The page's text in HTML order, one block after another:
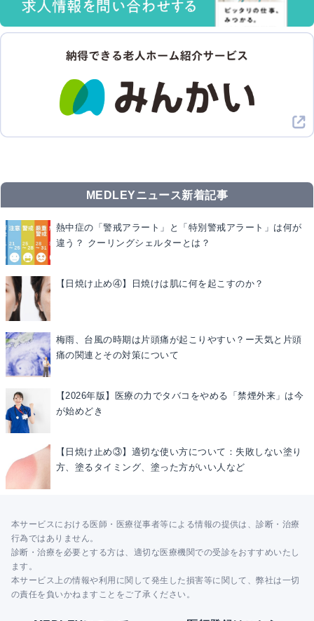
MEDLEYニュース新着記事
熱中症の「警戒アラート」と「特別警戒アラート」は何が
違う？ クーリングシェルターとは？
【日焼け止め④】日焼けは肌に何を起こすのか？
梅雨、台風の時期は片頭痛が起こりやすい？ー天気と片頭
痛の関連とその対策について
【2026年版】医療の力でタバコをやめる「禁煙外来」は今
が始めどき
【日焼け止め③】適切な使い方について：失敗しない塗り
方、塗るタイミング、塗った方がいい人など
本サービスにおける医師・医療従事者等による情報の提供は、診断・治療
行為ではありません。
診断・治療を必要とする方は、適切な医療機関での受診をおすすめいたし
ます。
本サービス上の情報や利用に関して発生した損害等に関して、弊社は一切
の責任を負いかねますことをご了承ください。